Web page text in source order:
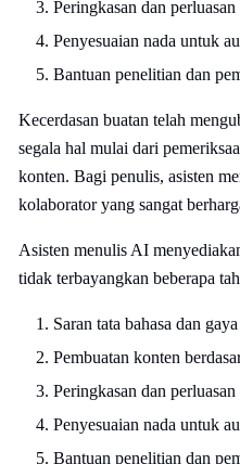
Peringkasan dan perluasan
Penyesuaian nada untuk
Bantuan penelitian dan
Kecerdasan buatan telah
segala hal mulai dari
konten. Bagi penulis, asisten
kolaborator yang sangat
Asisten menulis AI
tidak terbayangkan beberapa
Saran tata bahasa dan
Pembuatan konten
Peringkasan dan perluasan
Penyesuaian nada untuk
Bantuan penelitian dan